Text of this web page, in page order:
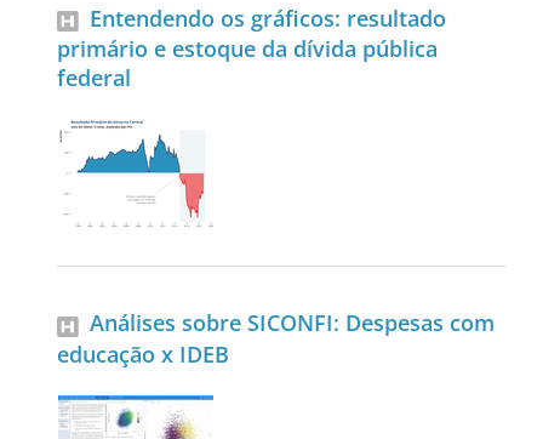
Entendendo os gráficos: resultado
primário e estoque da dívida pública
federal
Análises sobre SICONFI: Despesas com
educação x IDEB